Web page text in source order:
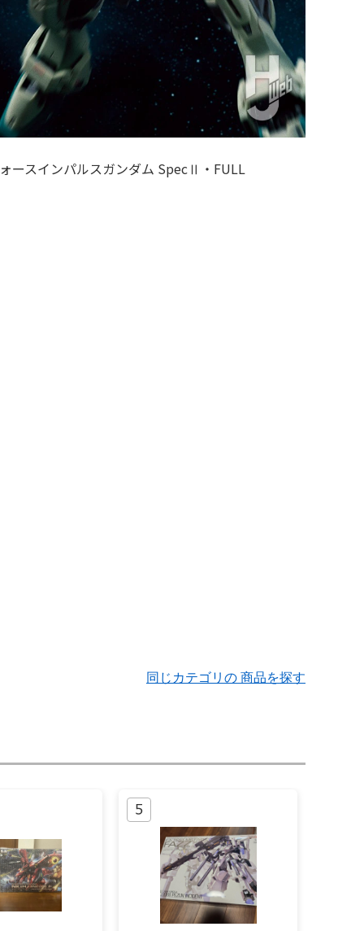
同じカテゴリの 商品を探す